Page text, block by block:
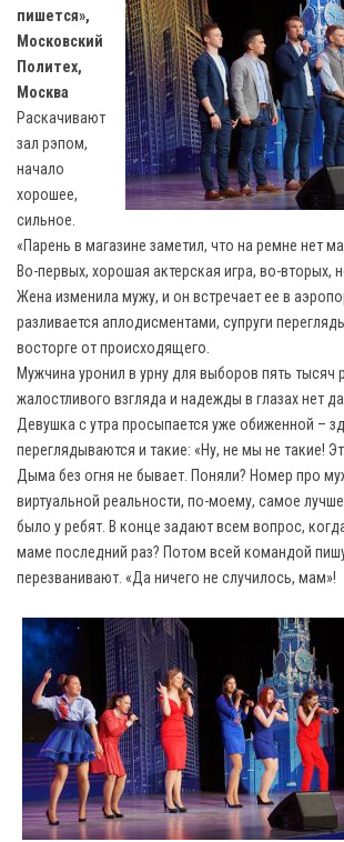
пишется»,
Московский
Политех,
Москва
Раскачивают
зал рэпом,
начало
хорошее,
сильное.
«Парень в магазине заметил, что на ремне нет
Во-первых, хорошая актерская игра, во-вторых,
Жена изменила мужу, и он встречает ее в
разливается аплодисментами, cупруги
восторге от происходящего.
Мужчина уронил в урну для выборов пять тысяч
жалостливого взгляда и надежды в глазах нет
Девушка с утра просыпается уже обиженной –
переглядываются и такие: «Ну, не мы не такие!
Дыма без огня не бывает. Поняли? Номер про
виртуальной реальности, по-моему, самое
было у ребят. В конце задают всем вопрос,
маме последний раз? Потом всей командой
перезванивают. «Да ничего не случилось, мам»!